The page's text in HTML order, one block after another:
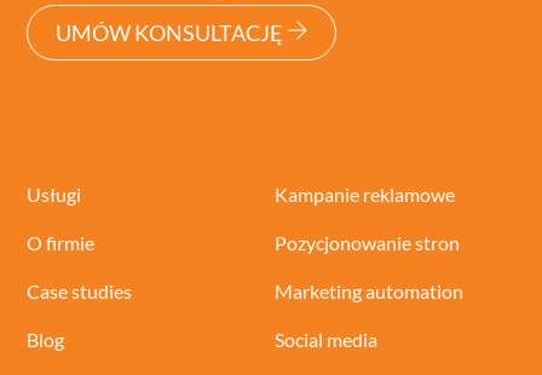
UMÓW KONSULTACJĘ
Usługi
O firmie
Case studies
Blog
Kampanie reklamowe
Pozycjonowanie stron
Marketing automation
Social media